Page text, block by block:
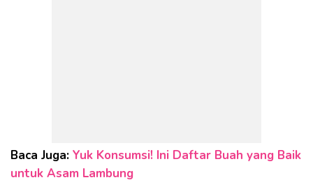
Baca Juga: Yuk Konsumsi! Ini Daftar Buah yang Baik
untuk Asam Lambung